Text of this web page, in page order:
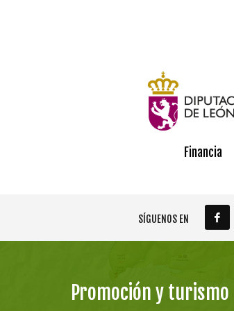
Financia
SÍGUENOS EN
Promoción y turismo